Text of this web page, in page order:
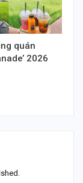
quán
2026